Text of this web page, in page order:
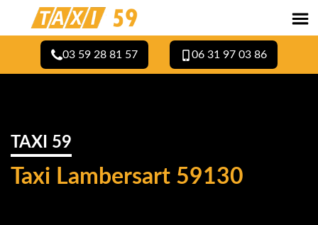
03 59 28 81 57 06 31 97 03 86
TAXI 59
Taxi Lambersart 59130